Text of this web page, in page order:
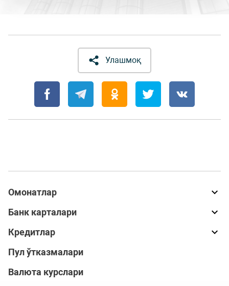
Улашмоқ
Омонатлар
Банк карталари
Кредитлар
Пул ўтказмалари
Валюта курслари